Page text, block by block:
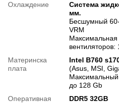
Охлаждение
Система
мм.
Бесшумный
VRM
Максимальная
Материнска
плата
Intel B760
(Asus, MSI,
до 128 Gb
Оперативная
DDR5 32GB